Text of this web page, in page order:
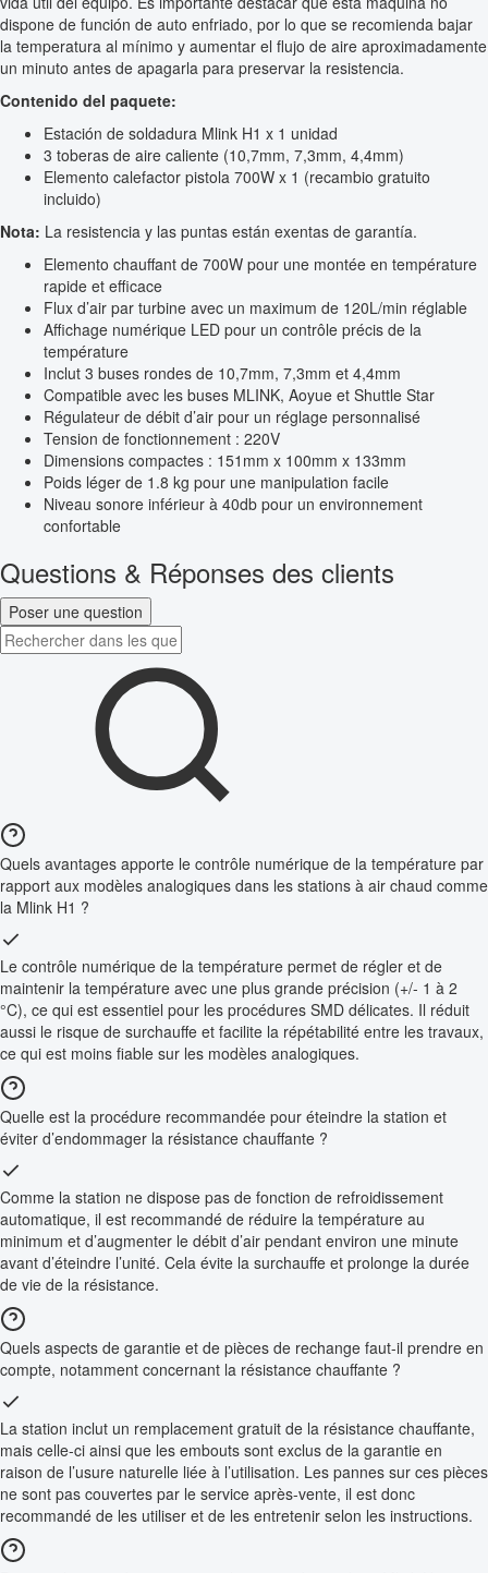
dispone de función de auto enfriado, por lo que se recomienda bajar
la temperatura al mínimo y aumentar el flujo de aire aproximadamente
un minuto antes de apagarla para preservar la resistencia.
Contenido del paquete:
Estación de soldadura Mlink H1 x 1 unidad
3 toberas de aire caliente (10,7mm, 7,3mm, 4,4mm)
Elemento calefactor pistola 700W x 1 (recambio gratuito
incluido)
Nota: La resistencia y las puntas están exentas de garantía.
Elemento chauffant de 700W pour une montée en température
rapide et efficace
Flux d’air par turbine avec un maximum de 120L/min réglable
Affichage numérique LED pour un contrôle précis de la
température
Inclut 3 buses rondes de 10,7mm, 7,3mm et 4,4mm
Compatible avec les buses MLINK, Aoyue et Shuttle Star
Régulateur de débit d’air pour un réglage personnalisé
Tension de fonctionnement : 220V
Dimensions compactes : 151mm x 100mm x 133mm
Poids léger de 1.8 kg pour une manipulation facile
Niveau sonore inférieur à 40db pour un environnement
confortable
Questions & Réponses des clients
Poser une question
Quels avantages apporte le contrôle numérique de la température par
rapport aux modèles analogiques dans les stations à air chaud comme
la Mlink H1 ?
Le contrôle numérique de la température permet de régler et de
maintenir la température avec une plus grande précision (+/- 1 à 2
°C), ce qui est essentiel pour les procédures SMD délicates. Il réduit
aussi le risque de surchauffe et facilite la répétabilité entre les travaux,
ce qui est moins fiable sur les modèles analogiques.
Quelle est la procédure recommandée pour éteindre la station et
éviter d’endommager la résistance chauffante ?
Comme la station ne dispose pas de fonction de refroidissement
automatique, il est recommandé de réduire la température au
minimum et d’augmenter le débit d’air pendant environ une minute
avant d’éteindre l’unité. Cela évite la surchauffe et prolonge la durée
de vie de la résistance.
Quels aspects de garantie et de pièces de rechange faut-il prendre en
compte, notamment concernant la résistance chauffante ?
La station inclut un remplacement gratuit de la résistance chauffante,
mais celle-ci ainsi que les embouts sont exclus de la garantie en
raison de l’usure naturelle liée à l’utilisation. Les pannes sur ces pièces
ne sont pas couvertes par le service après-vente, il est donc
recommandé de les utiliser et de les entretenir selon les instructions.